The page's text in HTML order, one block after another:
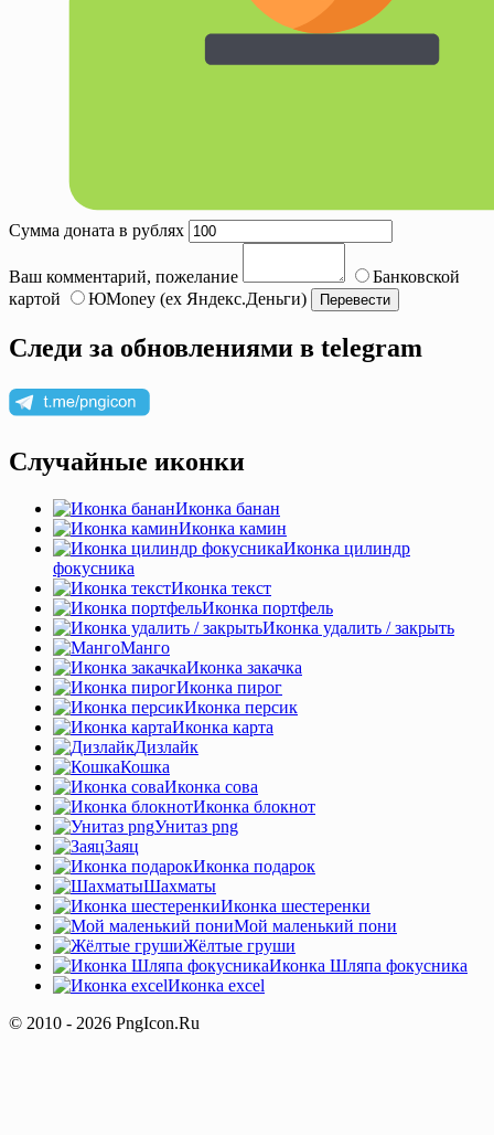
Сумма доната в рублях
Ваш комментарий, пожелание
Банковской
картой
ЮMoney (ex Яндекс.Деньги)
Следи за обновлениями в telegram
Случайные иконки
Иконка банан
Иконка камин
Иконка цилиндр
фокусника
Иконка текст
Иконка портфель
Иконка удалить / закрыть
Манго
Иконка закачка
Иконка пирог
Иконка персик
Иконка карта
Дизлайк
Кошка
Иконка сова
Иконка блокнот
Унитаз png
Заяц
Иконка подарок
Шахматы
Иконка шестеренки
Мой маленький пони
Жёлтые груши
Иконка Шляпа фокусника
Иконка excel
© 2010 - 2026 PngIcon.Ru